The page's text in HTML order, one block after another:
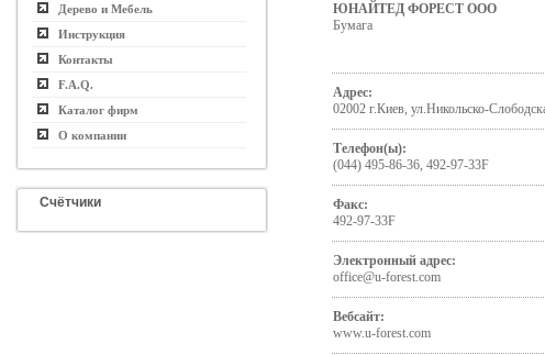
Дерево и Мебель
Инструкция
Контакты
F.A.Q.
Каталог фирм
О компании
Счётчики
ЮНАЙТЕД ФОРЕСТ ООО
Бумага
Адрес:
02002 г.Киев, ул.Никольско-
Телефон(ы):
(044) 495-86-36, 492-97-33F
Факс:
492-97-33F
Электронный адрес:
office@u-forest.com
Вебсайт:
www.u-forest.com